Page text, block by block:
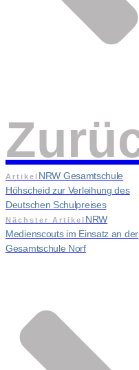
Artikel NRW Gesamtschule
Höhscheid zur Verleihung des
Deutschen Schulpreises
Nächster Artikel NRW
Medienscouts im Einsatz an der
Gesamtschule Norf